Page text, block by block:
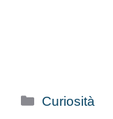
Categorie
Curiosità